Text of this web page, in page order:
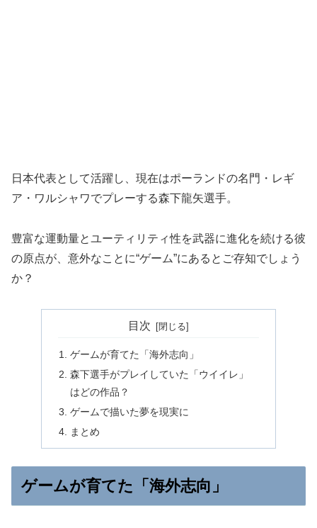
日本代表として活躍し、現在はポーランドの名門・レギ
ア・ワルシャワでプレーする森下龍矢選手。
豊富な運動量とユーティリティ性を武器に進化を続ける彼
の原点が、意外なことに“ゲーム”にあるとご存知でしょう
か？
目次
ゲームが育てた「海外志向」
森下選手がプレイしていた「ウイイレ」
はどの作品？
ゲームで描いた夢を現実に
まとめ
ゲームが育てた「海外志向」